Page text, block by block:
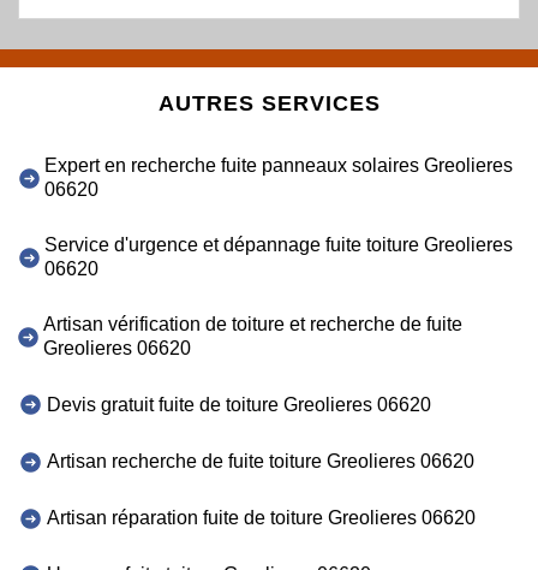
AUTRES SERVICES
Expert en recherche fuite panneaux solaires Greolieres
06620
Service d'urgence et dépannage fuite toiture Greolieres
06620
Artisan vérification de toiture et recherche de fuite
Greolieres 06620
Devis gratuit fuite de toiture Greolieres 06620
Artisan recherche de fuite toiture Greolieres 06620
Artisan réparation fuite de toiture Greolieres 06620